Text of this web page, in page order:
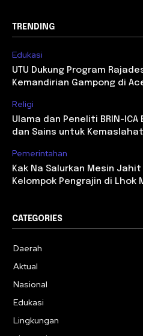
TRENDING
Edukasi
UTU Dukung Program
Kemandirian Gampong di
Religi
Ulama dan Peneliti BRIN-
dan Sains untuk
Pemerintahan
Kak Na Salurkan Mesin
Kelompok Pengrajin di Lhok
CATEGORIES
Daerah
Aktual
Nasional
Edukasi
Lingkungan